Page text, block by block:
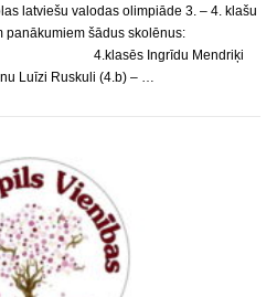
latviešu valodas olimpiāde 3. – 4. klašu
panākumiem šādus skolēnus:
Ingrīdu Mendriķi
Ruskuli (4.b) – …